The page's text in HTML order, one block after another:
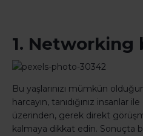
1. Networking
Bu yaşlarınızı mümkün
harcayın, tanıdığınız insanlar
üzerinden, gerek direkt
kalmaya dikkat edin. Sonuçta